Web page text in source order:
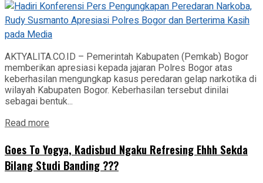
AKTYALITA.CO.ID – Pemerintah Kabupaten (Pemkab) Bogor
memberikan apresiasi kepada jajaran Polres Bogor atas
keberhasilan mengungkap kasus peredaran gelap narkotika di
wilayah Kabupaten Bogor. Keberhasilan tersebut dinilai
sebagai bentuk...
Read more
Goes To Yogya, Kadisbud Ngaku Refresing Ehhh Sekda
Bilang Studi Banding ???